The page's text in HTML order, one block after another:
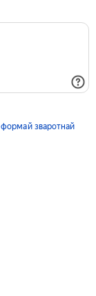
формай зваротнай